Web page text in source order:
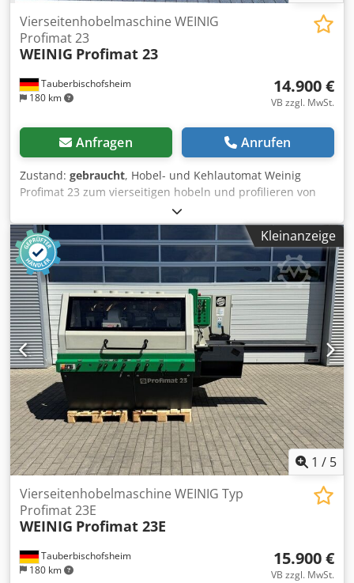
Tauberbischofsheim
180 km
Vierseitenhobelmaschine WEINIG
Profimat 23
WEINIG Profimat 23
14.900 €
VB zzgl. MwSt.
Anfragen Anrufen
Zustand: gebraucht, Hobel- und Kehlautomat Weinig
Profimat 23 zum vierseitigen hobeln und profilieren von
Hölzern inkl. einem Satz Hobelköpfe. Technische Daten: -
Spindeln: 5 - Spindel 1: Unten - Spindel 2: Rechts - Spindel
3: Links Dwedpfszrx Axjx Aayoa - Spindel 4: Oben - Spindel
5: Unten - Arbeitsbreite: 230 mm - Arbeitshöhe: 120 mm
Kleinanzeige
1 / 5
Tauberbischofsheim
180 km
Vierseitenhobelmaschine WEINIG Typ
Profimat 23E
WEINIG Profimat 23E
15.900 €
VB zzgl. MwSt.